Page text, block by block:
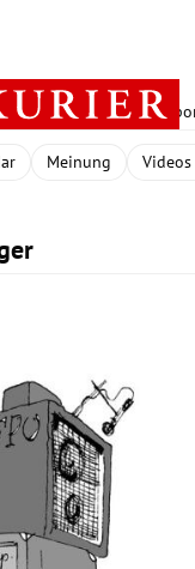
PolitikWirtschaft
Meinung